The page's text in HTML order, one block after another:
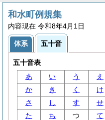
和水町例規集
内容現在 令和8年4月1日
体系 五十音
五十音表
あ
い う え
か
き く け
さ
し す せ
た
ち つ て